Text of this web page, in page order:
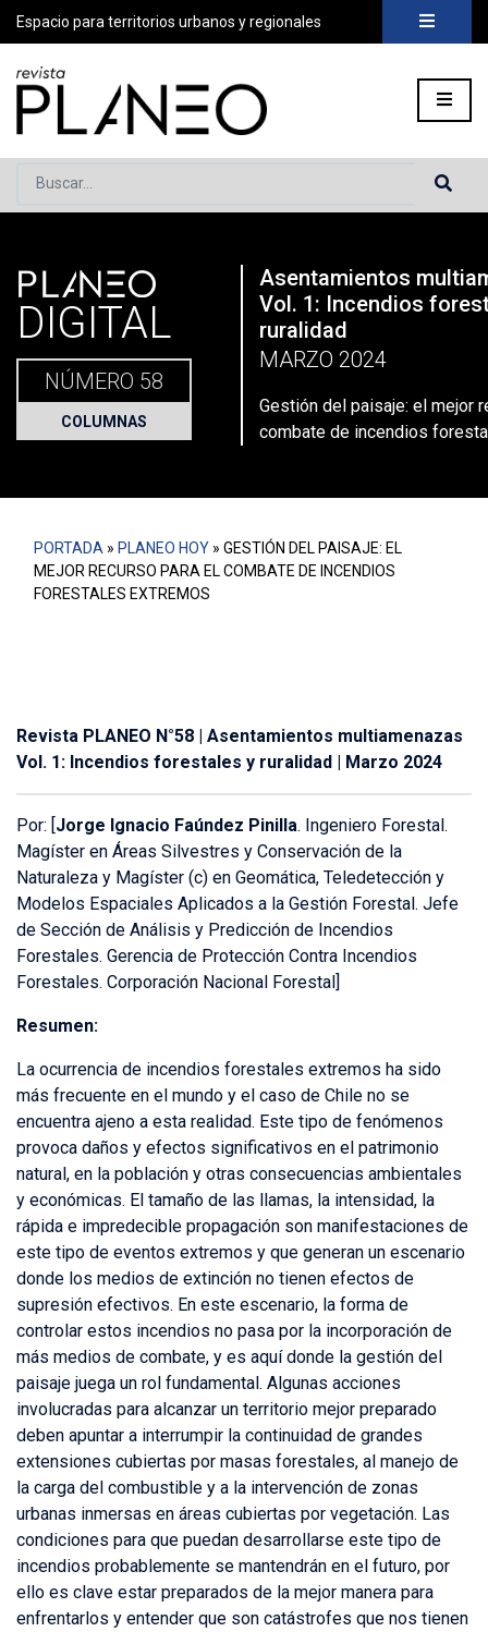
Espacio para territorios urbanos y regionales
Buscar...
Portada» Planeo Hoy Gestión del paisaje: el mejor
PLANEO
DIGITAL
NÚMERO 58
COLUMNAS
Asentamientos
Vol. 1: Incendios
ruralidad
MARZO 2024
Gestión del paisaje: el mejor
combate de incendios
PORTADA » PLANEO HOY » GESTIÓN DEL PAISAJE: EL
MEJOR RECURSO PARA EL COMBATE DE INCENDIOS
FORESTALES EXTREMOS
Revista PLANEO N°58 | Asentamientos multiamenazas
Vol. 1: Incendios forestales y ruralidad | Marzo 2024
Por: [Jorge Ignacio Faúndez Pinilla. Ingeniero Forestal.
Magíster en Áreas Silvestres y Conservación de la
Naturaleza y Magíster (c) en Geomática, Teledetección y
Modelos Espaciales Aplicados a la Gestión Forestal. Jefe
de Sección de Análisis y Predicción de Incendios
Forestales. Gerencia de Protección Contra Incendios
Forestales. Corporación Nacional Forestal]
Resumen:
La ocurrencia de incendios forestales extremos ha sido
más frecuente en el mundo y el caso de Chile no se
encuentra ajeno a esta realidad. Este tipo de fenómenos
provoca daños y efectos significativos en el patrimonio
natural, en la población y otras consecuencias ambientales
y económicas. El tamaño de las llamas, la intensidad, la
rápida e impredecible propagación son manifestaciones de
este tipo de eventos extremos y que generan un escenario
donde los medios de extinción no tienen efectos de
supresión efectivos. En este escenario, la forma de
controlar estos incendios no pasa por la incorporación de
más medios de combate, y es aquí donde la gestión del
paisaje juega un rol fundamental. Algunas acciones
involucradas para alcanzar un territorio mejor preparado
deben apuntar a interrumpir la continuidad de grandes
extensiones cubiertas por masas forestales, al manejo de
la carga del combustible y a la intervención de zonas
urbanas inmersas en áreas cubiertas por vegetación. Las
condiciones para que puedan desarrollarse este tipo de
incendios probablemente se mantendrán en el futuro, por
ello es clave estar preparados de la mejor manera para
enfrentarlos y entender que son catástrofes que nos tienen